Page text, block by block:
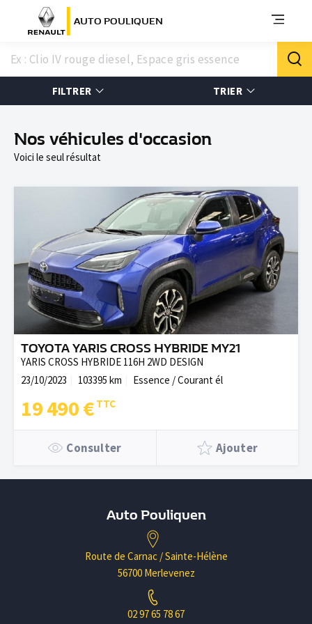
AUTO POULIQUEN
FILTRER TRIER
Nos véhicules d'occasion
Voici le seul résultat
TOYOTA YARIS CROSS HYBRIDE MY21
YARIS CROSS HYBRIDE 116H 2WD DESIGN
23/10/2023
103395 km Essence / Courant él
19 490 €
Consulter Ajouter
Auto Pouliquen
Route de Carnac / Sainte-Hélène
56700 Merlevenez
02 97 65 78 67